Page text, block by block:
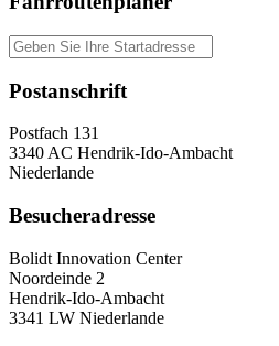
Postanschrift
Postfach 131
3340 AC Hendrik-Ido-Ambacht
Niederlande
Besucheradresse
Bolidt Innovation Center
Noordeinde 2
Hendrik-Ido-Ambacht
3341 LW Niederlande